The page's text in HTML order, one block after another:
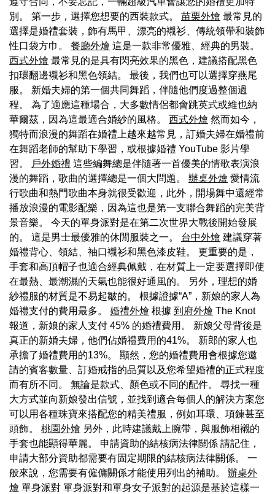
別。 第一步，選擇您想要的西裝款式。 苗栗外燴 最常見的
選擇是婚禮套裝，飾有馬甲、漂亮的襯衫、傳統領帶和裝飾
性口袋方巾。 餐廳外燴 這是一款非常優雅、經典的男裝。
西式外燴 最常見的是具有閃亮效果的黑色，建議搭配黑色
扣環翻邊襯衫和黑色領結。 最後，我們也可以選擇穿燕尾
服。 新婚夫婦的第一個共同舞蹈，伴隨他們度過整個過
程。 為了適應這種場合，大多數情侶都會跳英式或維也納
華爾茲，因為這最適合婚紗的風格。 西式外燴 然而如今，
獨特而浪漫的舞蹈在婚禮上越來越常見，訂婚夫婦在婚禮前
在舞蹈老師的幫助下學習，或根據婚禮 YouTube 影片學
習。
戶外婚禮 這些編舞總是伴隨著一首優美的情歌表演浪
漫的舞蹈，歌曲的選擇總是一個大問題。 辦桌外燴 愛情流
行歌曲和熱門歌曲本身就很受歡迎，此外，開場舞中還經常
播放浪漫的電影配樂，因為這也是第一支聯合舞蹈的完美背
景音樂。 今天的單身派對是在第二次世界大戰後開始發展
的。 這是男士最優雅的休閒服裝之一。 台中外燴 建議穿著
婚禮背心、領結、袖口襯衫和黑色漆皮鞋。 更重要的是，
手套和高頂帽子也適合經典佩戴，在材質上一定要選擇即使
在最熱、最潮濕的天氣也能很好通風的。 另外，理想的婚
紗禮服的材質是不易起皺的。 根據證據“A”，新娘的家人為
婚禮支付的費用最多。 婚禮外燴 根據 到府外燴 The Knot
報道，新娘的家人支付 45% 的婚禮費用。 新娘父母背後是
真正的新婚夫婦，他們佔婚禮費用的41%。 新郎的家人也
承擔了婚禮費用的13%。 顯然，您的婚禮費用會根據您邀
請的賓客數量、訂婚戒指的品質以及您希望婚禮的正式程度
而有所不同。 無論是款式、顏色或不同的配件。 尋找一種
大方式並向新娘發出信號，並找到適合每個人的解決方案您
可以用各種珠寶來搭配您的精美禮服，例如耳環、項鍊甚至
頭飾。 桃園外燴 另外，此時建議戴上腕帶，與服飾相襯的
手套也能顯得華麗。 申請資助的結核病法律關係 請記住，
申請大部分資助都需要有固定期限的結核病法律關係。 一
般來說，您需要有僱傭關係才能使用列出的補助。 辦桌外
燴 單身派對 單身派對和單身女子派對的起源是基於這樣一